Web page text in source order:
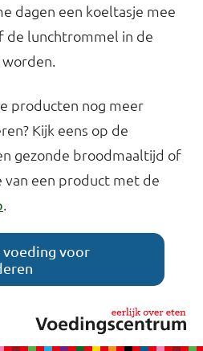
dagen een koeltasje mee
de lunchtrommel in de
producten nog meer
Kijk eens op de
gezonde broodmaaltijd of
van een product met de
voeding voor